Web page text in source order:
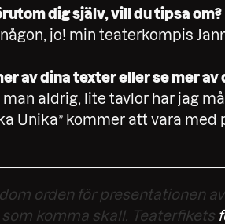
dig själv, vill du tipsa om?
jo! min teaterkompis
av dina texter eller se mer
man aldrig, lite tavlor har jag
Unika” kommer att vara
orden för presentationen
komma skall. Teaterfikets